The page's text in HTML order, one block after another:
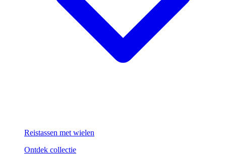
Reistassen met wielen
Ontdek collectie